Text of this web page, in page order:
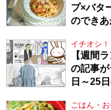
プ×バタ
のできあ
イチオシ！
【週間
の記事
日～25
ごはん・